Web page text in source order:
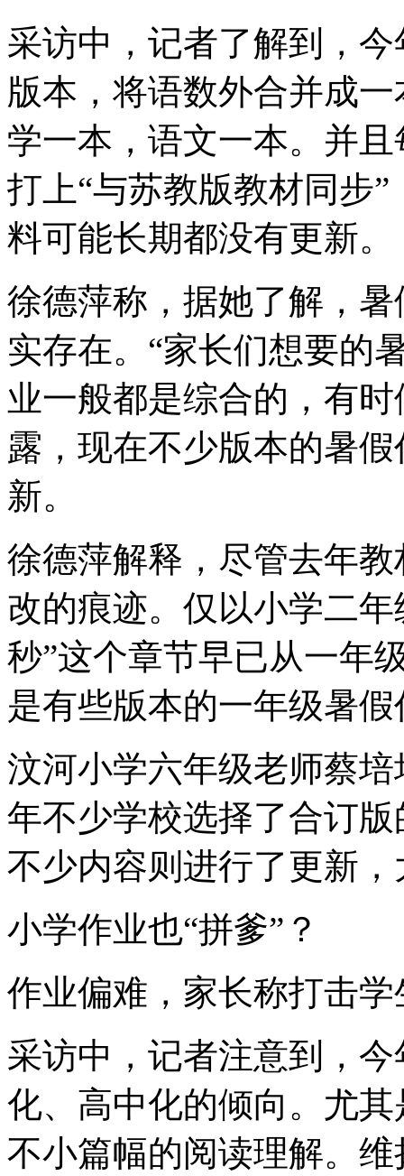
采访中，记者了解到，
版本，将语数外合并成
学一本，语文一本。并
打上“与苏教版教材同步
料可能长期都没有更新。
徐德萍称，据她了解，
实存在。“家长们想要的
业一般都是综合的，有
露，现在不少版本的暑
新。
徐德萍解释，尽管去年
改的痕迹。仅以小学二
秒”这个章节早已从一年
是有些版本的一年级暑
汶河小学六年级老师蔡
年不少学校选择了合订
不少内容则进行了更新
小学作业也“拼爹”？
作业偏难，家长称打击
采访中，记者注意到，
化、高中化的倾向。尤
不小篇幅的阅读理解。